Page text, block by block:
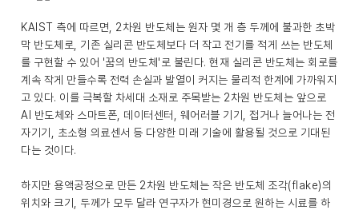
KAIST 측에 따르면, 2차원 반도체는 원자 몇 개 층 두께에 불과한 초박
막 반도체로, 기존 실리콘 반도체보다 더 작고 전기를 적게 쓰는 반도체
를 구현할 수 있어 '꿈의 반도체'로 불린다. 현재 실리콘 반도체는 회로를
계속 작게 만들수록 전력 손실과 발열이 커지는 물리적 한계에 가까워지
고 있다. 이를 극복할 차세대 소재로 주목받는 2차원 반도체는 앞으로
AI 반도체와 스마트폰, 데이터센터, 웨어러블 기기, 접거나 늘어나는 전
자기기, 초소형 의료센서 등 다양한 미래 기술에 활용될 것으로 기대된
다는 것이다.
하지만 용액공정으로 만든 2차원 반도체는 작은 반도체 조각(flake)의
위치와 크기, 두께가 모두 달라 연구자가 현미경으로 원하는 시료를 하